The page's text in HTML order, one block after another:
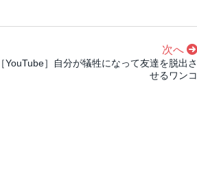
次へ
［YouTube］自分が犠牲になって友達を脱出さ
せるワンコ